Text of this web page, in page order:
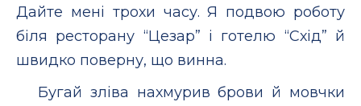
Дайте мені трохи часу. Я подвою роботу
біля ресторану “Цезар” і готелю “Схід” й
швидко поверну, що винна.
Бугай зліва нахмурив брови й мовчки